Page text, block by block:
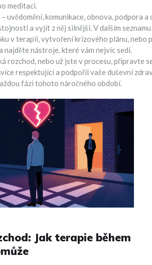
meditaci.
uvědomění, komunikace, obnova, podpora
a vyjít z něj silnější. V dalším
v terapii, vytvoření krizového plánu, nebo
najděte nástroje, které vám nejvíc sedí.
rozchod, nebo už jste v procesu, připravte
respektující a podpořil vaše duševní
fázi tohoto náročného období.
Jak terapie během